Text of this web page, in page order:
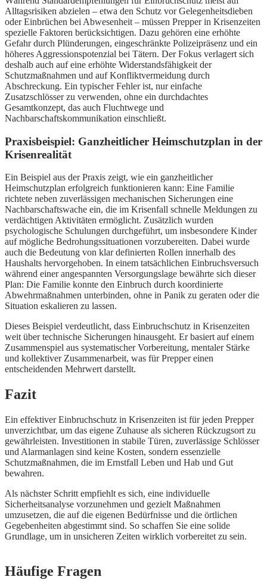
Alltagsrisiken abzielen – etwa den Schutz vor Gelegenheitsdieben
oder Einbrüchen bei Abwesenheit – müssen Prepper in Krisenzeiten
spezielle Faktoren berücksichtigen. Dazu gehören eine erhöhte
Gefahr durch Plünderungen, eingeschränkte Polizeipräsenz und ein
höheres Aggressionspotenzial bei Tätern. Der Fokus verlagert sich
deshalb auch auf eine erhöhte Widerstandsfähigkeit der
Schutzmaßnahmen und auf Konfliktvermeidung durch
Abschreckung. Ein typischer Fehler ist, nur einfache
Zusatzschlösser zu verwenden, ohne ein durchdachtes
Gesamtkonzept, das auch Fluchtwege und
Nachbarschaftskommunikation einschließt.
Praxisbeispiel: Ganzheitlicher Heimschutzplan in der
Krisenrealität
Ein Beispiel aus der Praxis zeigt, wie ein ganzheitlicher
Heimschutzplan erfolgreich funktionieren kann: Eine Familie
richtete neben zuverlässigen mechanischen Sicherungen eine
Nachbarschaftswache ein, die im Krisenfall schnelle Meldungen zu
verdächtigen Aktivitäten ermöglicht. Zusätzlich wurden
psychologische Schulungen durchgeführt, um insbesondere Kinder
auf mögliche Bedrohungssituationen vorzubereiten. Dabei wurde
auch die Bedeutung von klar definierten Rollen innerhalb des
Haushalts hervorgehoben. In einem tatsächlichen Einbruchsversuch
während einer angespannten Versorgungslage bewährte sich dieser
Plan: Die Familie konnte den Einbruch durch koordinierte
Abwehrmaßnahmen unterbinden, ohne in Panik zu geraten oder die
Situation eskalieren zu lassen.
Dieses Beispiel verdeutlicht, dass Einbruchschutz in Krisenzeiten
weit über technische Sicherungen hinausgeht. Er basiert auf einem
Zusammenspiel aus systematischer Vorbereitung, mentaler Stärke
und kollektiver Zusammenarbeit, was für Prepper einen
entscheidenden Mehrwert darstellt.
Fazit
Ein effektiver Einbruchschutz in Krisenzeiten ist für jeden Prepper
unverzichtbar, um das eigene Zuhause als sicheren Rückzugsort zu
gewährleisten. Investitionen in stabile Türen, zuverlässige Schlösser
und Alarmanlagen sind keine Kosten, sondern essenzielle
Schutzmaßnahmen, die im Ernstfall Leben und Hab und Gut
bewahren.
Als nächster Schritt empfiehlt es sich, eine individuelle
Sicherheitsanalyse vorzunehmen und gezielt Maßnahmen
umzusetzen, die auf die eigenen Bedürfnisse und die örtlichen
Gegebenheiten abgestimmt sind. So schaffen Sie eine solide
Grundlage, um in unsicheren Zeiten wirklich vorbereitet zu sein.
Häufige Fragen